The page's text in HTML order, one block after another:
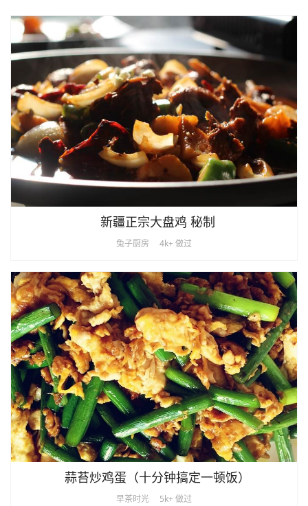
新疆正宗大盘鸡 秘制
兔子厨房 4k+ 做过
蒜苔炒鸡蛋（十分钟搞定一顿饭）
早茶时光 5k+ 做过